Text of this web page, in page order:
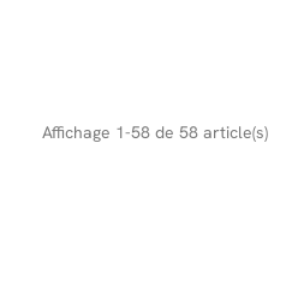
Affichage 1-58 de 58 article(s)